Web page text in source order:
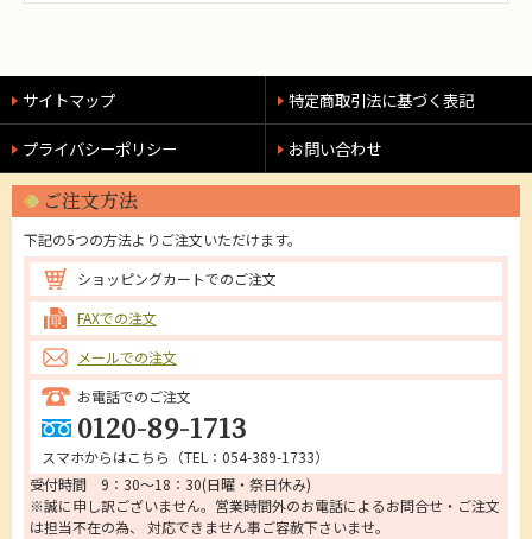
サイトマップ 特定商取引法に基づく表記
プライバシーポリシー お問い合わせ
ご注文方法
下記の5つの方法よりご注文いただけます。
ショッピングカートでのご注文
FAXでの注文
メールでの注文
お電話でのご注文
0120-89-1713
スマホからはこちら（TEL：054-389-1733）
受付時間 9：30～18：30(日曜・祭日休み)
※誠に申し訳ございません。営業時間外のお電話によるお問合せ・ご注文
は担当不在の為、 対応できません事ご容赦下さいませ。